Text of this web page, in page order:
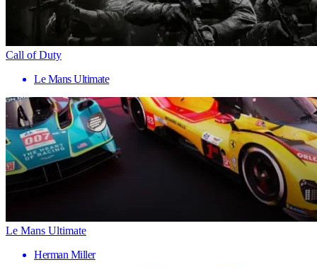
Call of Duty
Le Mans Ultimate
Le Mans Ultimate
Herman Miller